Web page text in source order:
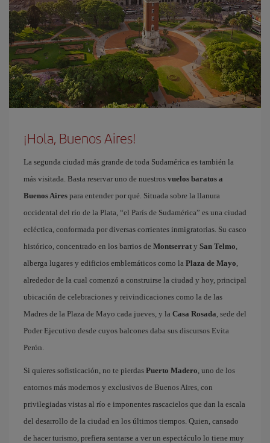
¡Hola, Buenos Aires!
La segunda ciudad más grande de toda Sudamérica es también la
más visitada. Basta reservar uno de nuestros vuelos baratos a
Buenos Aires para entender por qué. Situada sobre la llanura
occidental del río de la Plata, “el París de Sudamérica” es una ciudad
ecléctica, conformada por diversas corrientes inmigratorias. Su casco
histórico, concentrado en los barrios de Montserrat y San Telmo,
alberga lugares y edificios emblemáticos como la Plaza de Mayo,
alrededor de la cual comenzó a construirse la ciudad y hoy, principal
ubicación de celebraciones y reivindicaciones como la de las
Madres de la Plaza de Mayo cada jueves, y la Casa Rosada, sede del
Poder Ejecutivo desde cuyos balcones daba sus discursos Evita
Perón.
Si quieres sofisticación, no te pierdas Puerto Madero, uno de los
entornos más modernos y exclusivos de Buenos Aires, con
privilegiadas vistas al río e imponentes rascacielos que dan la escala
del desarrollo de la ciudad en los últimos tiempos. Quien, cansado
de hacer turismo, prefiera sentarse a ver un espectáculo lo tiene muy